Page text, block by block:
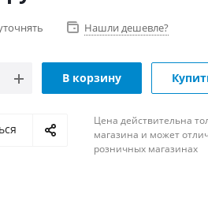
Нашли дешевле?
В корзину
Цена действительна
магазина и может
розничных магазинах